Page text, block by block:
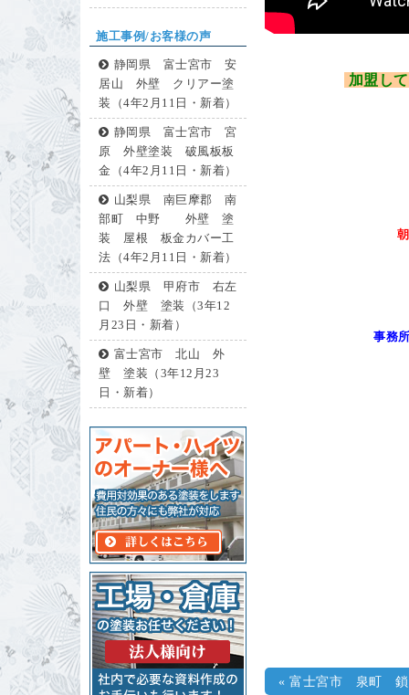
施工事例/お客様の声
静岡県 富士宮市 安
居山 外壁 クリアー塗
装（4年2月11日・新着）
静岡県 富士宮市 宮
原 外壁塗装 破風板板
金（4年2月11日・新着）
山梨県 南巨摩郡 南
部町 中野 外壁 塗
装 屋根 板金カバー工
法（4年2月11日・新着）
山梨県 甲府市 右左
口 外壁 塗装（3年12
月23日・新着）
富士宮市 北山 外
壁 塗装（3年12月23
日・新着）
加盟し
事務
« 富士宮市 泉町 鎖